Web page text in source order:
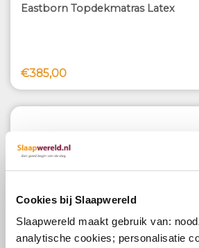
Cookies bij Slaapwereld
Slaapwereld maakt gebruik van:
analytische cookies; personalisatie
Eastborn Topdekmatras Latex
€385,00